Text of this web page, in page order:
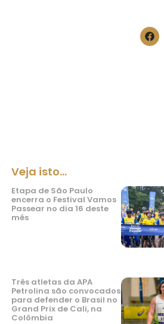
Veja isto...
Etapa de São Paulo
encerra o Festival Vamos
Passear no dia 16 deste
mês
Três atletas da APA
Petrolina são convocados
para defender o Brasil no
Grand Prix de Cali, na
Colômbia